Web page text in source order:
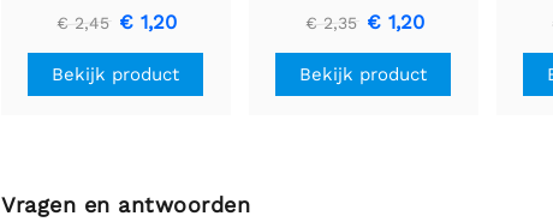
5,5mm x 2,1mm naar
kroonsteen
€ 2,45 € 1,20
Bekijk product
naar kroonsteen - 5
€ 2,35 € 1,20
Bekijk product
Vragen en antwoorden